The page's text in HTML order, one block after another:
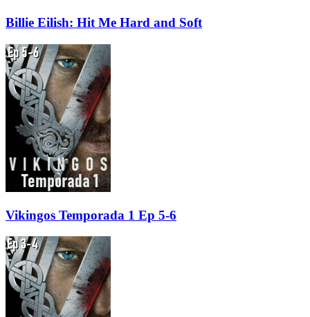
Billie Eilish: Hit Me Hard and Soft
Vikingos Temporada 1 Ep 5-6